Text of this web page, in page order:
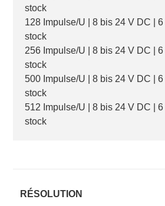
stock
128 Impulse/U | 8 bis 24 V DC |
stock
256 Impulse/U | 8 bis 24 V DC |
stock
500 Impulse/U | 8 bis 24 V DC |
stock
512 Impulse/U | 8 bis 24 V DC |
stock
RÉSOLUTION